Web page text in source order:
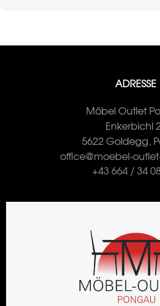
ADRESSE
Möbel Outlet
Enkerbichl
5622 Goldegg,
office@moebel-
+43 664 / 34